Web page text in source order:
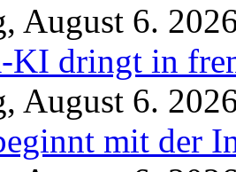
August 6.
KI dringt in
August 6.
mit der